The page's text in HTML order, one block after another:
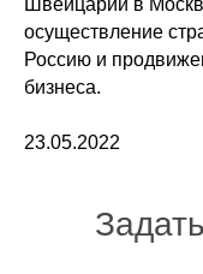
Швейцарии в
осуществление
Россию и
бизнеса.
23.05.2022